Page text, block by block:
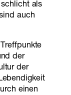
als
auch
der
der
einen